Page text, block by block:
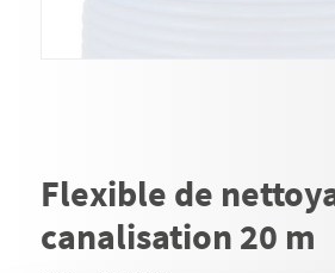
Flexible de
canalisation 20 m